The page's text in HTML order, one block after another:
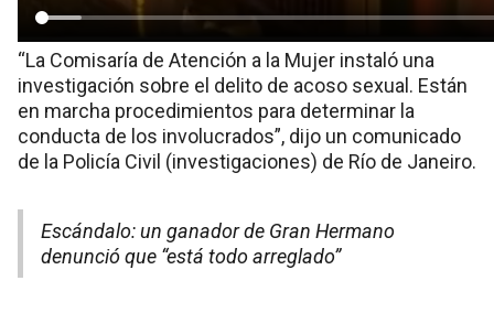
“La Comisaría de Atención a la Mujer instaló una
investigación sobre el delito de acoso sexual. Están
en marcha procedimientos para determinar la
conducta de los involucrados”, dijo un comunicado
de la Policía Civil (investigaciones) de Río de Janeiro.
Escándalo: un ganador de Gran Hermano
denunció que “está todo arreglado”